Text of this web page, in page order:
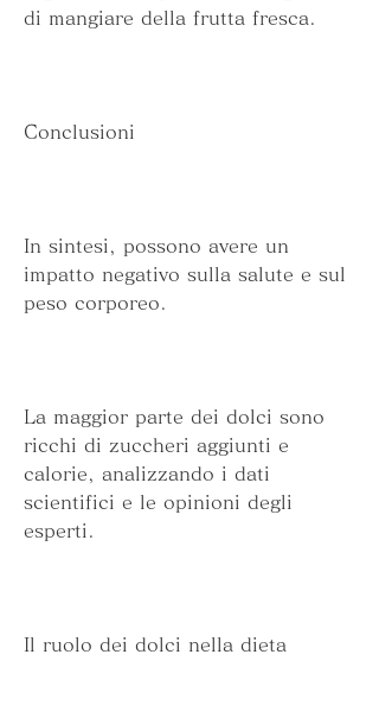
di mangiare della frutta fresca.
Conclusioni
In sintesi, possono avere un
impatto negativo sulla salute e sul
peso corporeo.
La maggior parte dei dolci sono
ricchi di zuccheri aggiunti e
calorie, analizzando i dati
scientifici e le opinioni degli
esperti.
Il ruolo dei dolci nella dieta